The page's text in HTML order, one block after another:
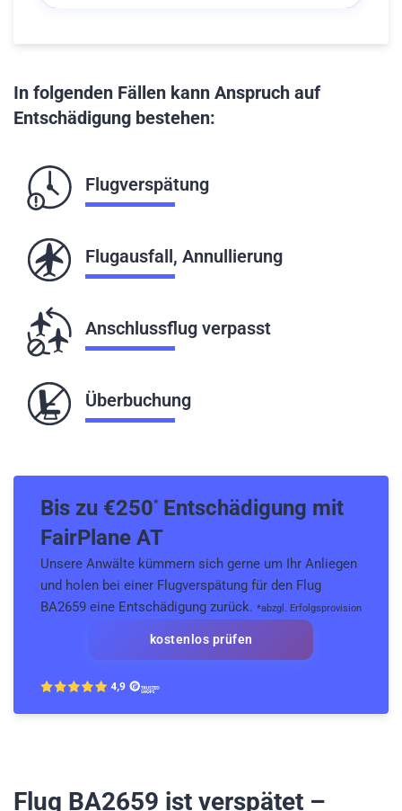
In folgenden Fällen kann Anspruch auf
Entschädigung bestehen:
Flugverspätung
Flugausfall, Annullierung
Anschlussflug verpasst
Überbuchung
Bis zu €250*Entschädigung mit
FairPlane AT
Unsere Anwälte kümmern sich gerne um Ihr Anliegen
und holen bei einer Flugverspätung für den Flug
BA2659 eine Entschädigung zurück. *abzgl. Erfolgsprovision
kostenlos prüfen
Flug BA2659 ist verspätet –